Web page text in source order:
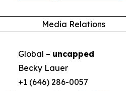
Media Relations
Global – uncapped
Becky Lauer
+1 (646) 286-0057